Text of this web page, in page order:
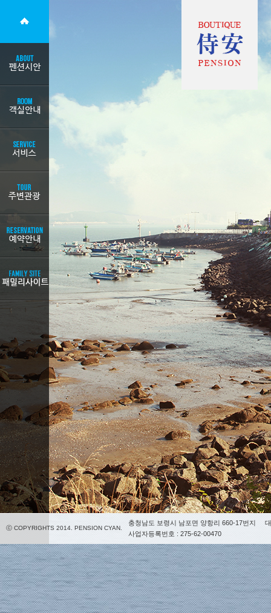
ⓒ COPYRIGHTS 2014. PENSION CYAN.
충청남도 보령시 남포면 양항리 660-17번지
사업자등록번호 : 275-62-00470